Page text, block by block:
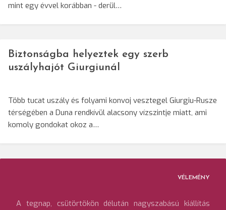
mint egy évvel korábban - derül…
Biztonságba helyeztek egy szerb
uszályhajót Giurgiunál
Több tucat uszály és folyami konvoj vesztegel Giurgiu-Rusze
térségében a Duna rendkívül alacsony vízszintje miatt, ami
komoly gondokat okoz a…
VÉLEMÉNY
A tegnap, csütörtökön délután nagyszabású kiállítás